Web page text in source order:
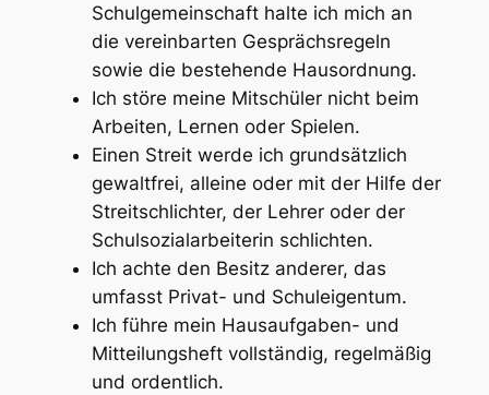
Schulgemeinschaft halte ich mich an
die vereinbarten Gesprächsregeln
sowie die bestehende Hausordnung.
Ich störe meine Mitschüler nicht beim
Arbeiten, Lernen oder Spielen.
Einen Streit werde ich grundsätzlich
gewaltfrei, alleine oder mit der Hilfe der
Streitschlichter, der Lehrer oder der
Schulsozialarbeiterin schlichten.
Ich achte den Besitz anderer, das
umfasst Privat- und Schuleigentum.
Ich führe mein Hausaufgaben- und
Mitteilungsheft vollständig, regelmäßig
und ordentlich.